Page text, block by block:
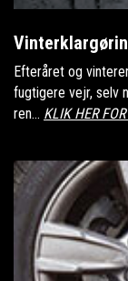
Efteråret og
fugtigere vejr, selv
ren... KLIK HER